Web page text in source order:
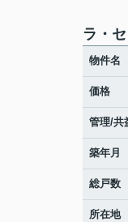
ラ・
物件名
価格
管理/共
築年月
総戸数
所在地